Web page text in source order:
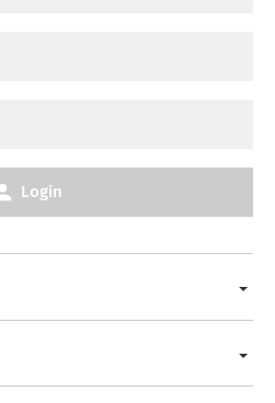
Login